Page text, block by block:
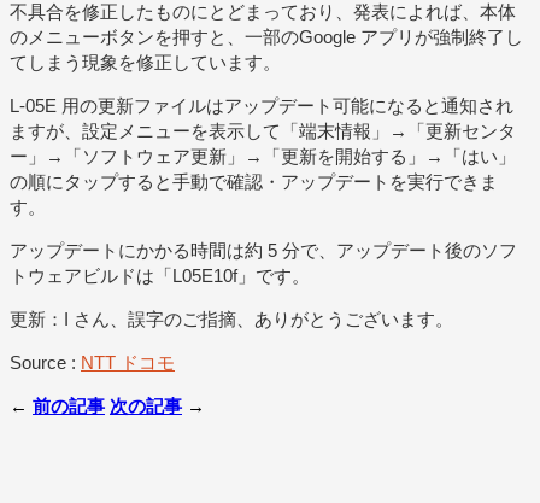
不具合を修正したものにとどまっており、発表によれば、本体
のメニューボタンを押すと、一部のGoogle アプリが強制終了し
てしまう現象を修正しています。
L-05E 用の更新ファイルはアップデート可能になると通知され
ますが、設定メニューを表示して「端末情報」→「更新センタ
ー」→「ソフトウェア更新」→「更新を開始する」→「はい」
の順にタップすると手動で確認・アップデートを実行できま
す。
アップデートにかかる時間は約 5 分で、アップデート後のソフ
トウェアビルドは「L05E10f」です。
更新：I さん、誤字のご指摘、ありがとうございます。
Source : NTT ドコモ
← 前の記事 次の記事 →